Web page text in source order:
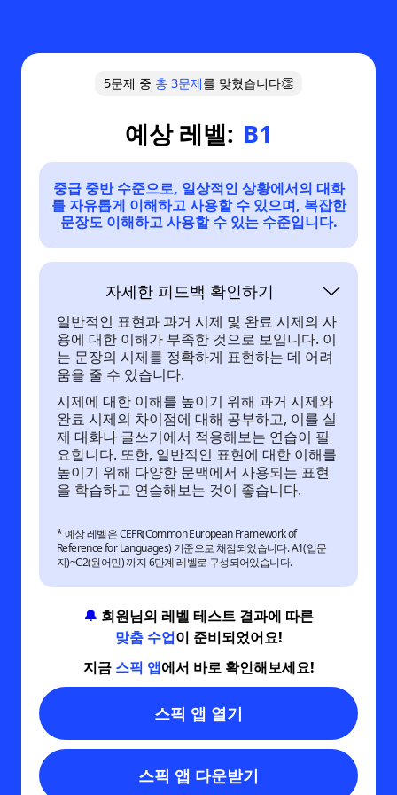
5문제 중 총 3문제를 맞혔습니다👏
예상 레벨: B1
중급 중반 수준으로, 일상적인 상황에서의 대화
를 자유롭게 이해하고 사용할 수 있으며, 복잡한
문장도 이해하고 사용할 수 있는 수준입니다.
자세한 피드백 확인하기
일반적인 표현과 과거 시제 및 완료 시제의 사
용에 대한 이해가 부족한 것으로 보입니다. 이
는 문장의 시제를 정확하게 표현하는 데 어려
움을 줄 수 있습니다.
시제에 대한 이해를 높이기 위해 과거 시제와
완료 시제의 차이점에 대해 공부하고, 이를 실
제 대화나 글쓰기에서 적용해보는 연습이 필
요합니다. 또한, 일반적인 표현에 대한 이해를
높이기 위해 다양한 문맥에서 사용되는 표현
을 학습하고 연습해보는 것이 좋습니다.
* 예상 레벨은 CEFR(Common European Framework of
Reference for Languages) 기준으로 채점되었습니다. A1(입문
자)~C2(원어민) 까지 6단계 레벨로 구성되어있습니다.
🔔 회원님의 레벨 테스트 결과에 따른
맞춤 수업이 준비되었어요!
지금 스픽 앱에서 바로 확인해보세요!
스픽 앱 열기
스픽 앱 다운받기